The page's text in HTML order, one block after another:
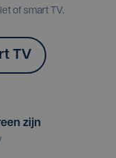
of smart TV.
TV
zijn